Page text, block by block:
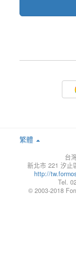
繁體
台
新北市 221 汐止
http://
Tel.
© 2003-2018